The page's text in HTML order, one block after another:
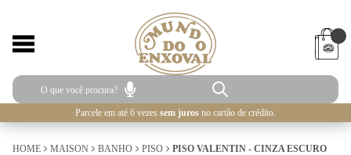
Parcele em até 6 vezes sem juros no cartão de crédito.
HOME MAISON BANHO PISO PISO VALENTIN - CINZA ESCURO